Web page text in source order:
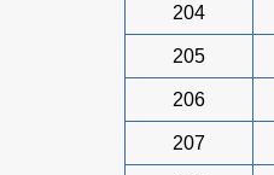
204
205
206
207